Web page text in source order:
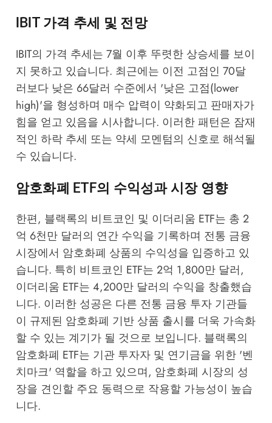
IBIT 가격 추세 및 전망
IBIT의 가격 추세는 7월 이후 뚜렷한 상승세를 보이
지 못하고 있습니다. 최근에는 이전 고점인 70달
러보다 낮은 66달러 수준에서 '낮은 고점(lower
high)'을 형성하며 매수 압력이 약화되고 판매자가
힘을 얻고 있음을 시사합니다. 이러한 패턴은 잠재
적인 하락 추세 또는 약세 모멘텀의 신호로 해석될
수 있습니다.
암호화폐 ETF의 수익성과 시장 영향
한편, 블랙록의 비트코인 및 이더리움 ETF는 총 2
억 6천만 달러의 연간 수익을 기록하며 전통 금융
시장에서 암호화폐 상품의 수익성을 입증하고 있
습니다. 특히 비트코인 ETF는 2억 1,800만 달러,
이더리움 ETF는 4,200만 달러의 수익을 창출했습
니다. 이러한 성공은 다른 전통 금융 투자 기관들
이 규제된 암호화폐 기반 상품 출시를 더욱 가속화
할 수 있는 계기가 될 것으로 보입니다. 블랙록의
암호화폐 ETF는 기관 투자자 및 연기금을 위한 '벤
치마크' 역할을 하고 있으며, 암호화폐 시장의 성
장을 견인할 주요 동력으로 작용할 가능성이 높습
니다.